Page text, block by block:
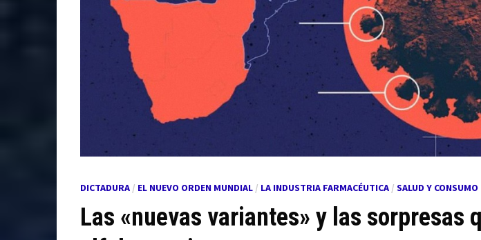
DICTADURA/ EL NUEVO ORDEN MUNDIAL/ LA INDUSTRIA FARMACÉUTICA/ SALUD Y CONSUMO
Las «nuevas variantes» y las sorpresas